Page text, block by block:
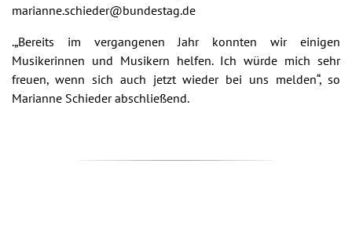
marianne.schieder@bundestag.de
.„Bereits im vergangenen Jahr konnten wir einigen
Musikerinnen und Musikern helfen. Ich würde mich sehr
freuen, wenn sich auch jetzt wieder bei uns melden“, so
Marianne Schieder abschließend.